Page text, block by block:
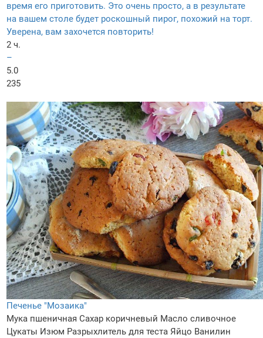
время его приготовить. Это очень просто, а в результате
на вашем столе будет роскошный пирог, похожий на торт.
Уверена, вам захочется повторить!
2 ч.
–
5.0
235
Печенье "Мозаика"
Мука пшеничная Сахар коричневый Масло сливочное
Цукаты Изюм Разрыхлитель для теста Яйцо Ванилин